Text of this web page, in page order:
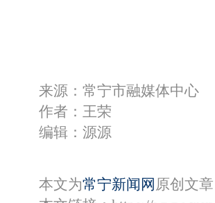
来源：常宁市融媒体中心
作者：王荣
编辑：源源
本文为常宁新闻网 原创文